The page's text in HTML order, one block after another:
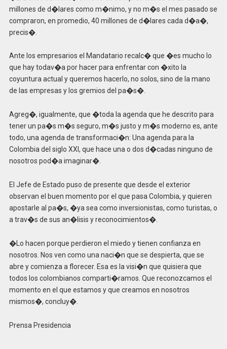
millones de d�lares como m�nimo, y no m�s el mes pasado se
compraron, en promedio, 40 millones de d�lares cada d�a�,
precis�.
Ante los empresarios el Mandatario recalc� que �es mucho lo
que hay todav�a por hacer para enfrentar con �xito la
coyuntura actual y queremos hacerlo, no solos, sino de la mano
de las empresas y los gremios del pa�s�.
Agreg�, igualmente, que �toda la agenda que he descrito para
tener un pa�s m�s seguro, m�s justo y m�s moderno es, ante
todo, una agenda de transformaci�n: Una agenda para la
Colombia del siglo XXI, que hace una o dos d�cadas ninguno de
nosotros pod�a imaginar�.
El Jefe de Estado puso de presente que desde el exterior
observan el buen momento por el que pasa Colombia, y quieren
apostarle al pa�s, �ya sea como inversionistas, como turistas, o
a trav�s de sus an�lisis y reconocimientos�.
�Lo hacen porque perdieron el miedo y tienen confianza en
nosotros. Nos ven como una naci�n que se despierta, que se
abre y comienza a florecer. Esa es la visi�n que quisiera que
todos los colombianos comparti�ramos. Que reconozcamos el
momento en el que estamos y que creamos en nosotros
mismos�, concluy�.
Prensa Presidencia